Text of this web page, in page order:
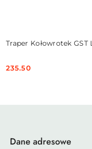
Traper Kołowrotek
Cena:
235.50
Dane adresowe